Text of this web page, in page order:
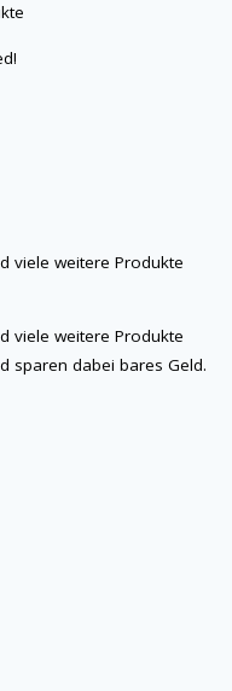
viele weitere Produkte
viele weitere Produkte
sparen dabei bares Geld.